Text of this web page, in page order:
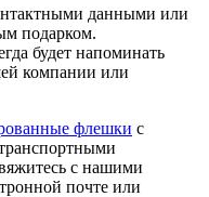
данными или
подарком.
будет напоминать
компании или
флешки с
с нашими
почте или